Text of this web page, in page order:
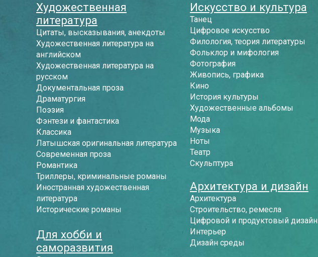
Художественная
литература
Цитаты, высказывания, анекдоты
Художественная литература на
английском
Художественная литература на
русском
Документальная проза
Драматургия
Поэзия
Фэнтези и фантастика
Классика
Латышская оригинальная литература
Современная проза
Романтика
Триллеры, криминальные романы
Иностранная художественная
литература
Исторические романы
Для хобби и
саморазвития
Искусство и культура
Танец
Цифровое искусство
Филология, теория литературы
Фольклор и мифология
Фотография
Живопись, графика
Кино
История культуры
Художественные альбомы
Мода
Музыка
Ноты
Театр
Скульптура
Архитектура и дизайн
Архитектура
Строительство, ремесла
Цифровой и продуктовый дизайн
Интерьер
Дизайн среды